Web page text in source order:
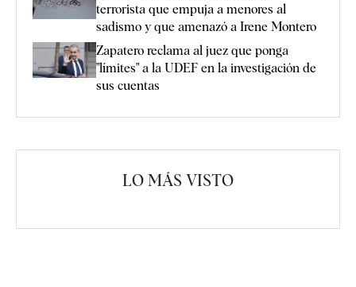
terrorista que empuja a menores al
sadismo y que amenazó a Irene Montero
Zapatero reclama al juez que ponga
"límites" a la UDEF en la investigación de
sus cuentas
LO MÁS VISTO